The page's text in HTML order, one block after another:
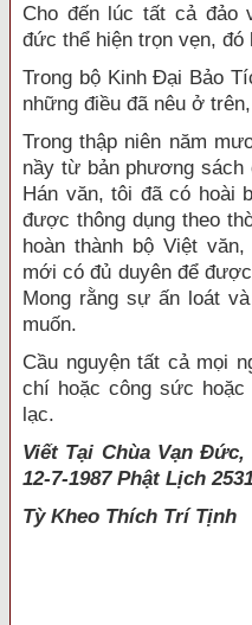
Cho đến lúc tất cả đảo
đức thể hiện trọn vẹn, đó
Trong bộ Kinh Đại Bảo
những điều đã nêu ở
Trong thập niên năm
nầy từ bản phương sách
Hán văn, tôi đã có hoài
được thông dụng theo
hoàn thành bộ Việt
mới có đủ duyên để
Mong rằng sự ấn loát
muốn.
Cầu nguyện tất cả mọi
chí hoặc công sức
lạc.
Viết Tại Chùa Vạn
12-7-1987 Phật Lịch
Tỳ Kheo Thích Trí Tịnh